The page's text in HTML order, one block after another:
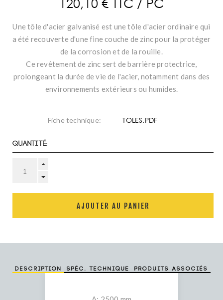
Une tôle d'acier galvanisé est une tôle d'acier ordinaire qui
a été recouverte d'une fine couche de zinc pour la protéger
de la corrosion et de la rouille.
Ce revêtement de zinc sert de barrière protectrice,
prolongeant la durée de vie de l'acier, notamment dans des
environnements extérieurs ou humides.
Fiche technique: TOLES.PDF
Quantité:
AJOUTER AU PANIER
Description Spéc. technique Produits associés